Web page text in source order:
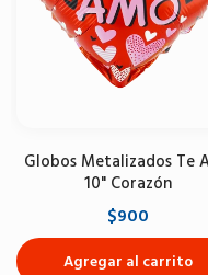
Globos Metalizados Te
10" Corazón
$900
Agregar al carrito